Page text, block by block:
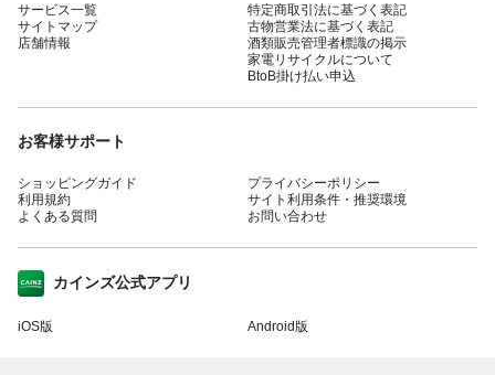
サービス一覧
サイトマップ
店舗情報
特定商取引法に基づく表記
古物営業法に基づく表記
酒類販売管理者標識の掲示
家電リサイクルについて
BtoB掛け払い申込
お客様サポート
ショッピングガイド
利用規約
よくある質問
プライバシーポリシー
サイト利用条件・推奨環境
お問い合わせ
カインズ公式アプリ
iOS版 Android版